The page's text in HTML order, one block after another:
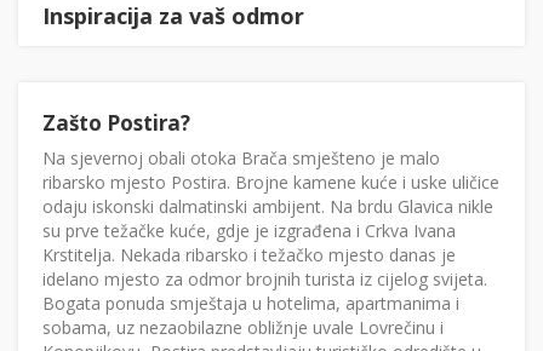
Inspiracija za vaš odmor
Zašto Postira?
Na sjevernoj obali otoka Brača smješteno je malo
ribarsko mjesto Postira. Brojne kamene kuće i uske uličice
odaju iskonski dalmatinski ambijent. Na brdu Glavica nikle
su prve težačke kuće, gdje je izgrađena i Crkva Ivana
Krstitelja. Nekada ribarsko i težačko mjesto danas je
idelano mjesto za odmor brojnih turista iz cijelog svijeta.
Bogata ponuda smještaja u hotelima, apartmanima i
sobama, uz nezaobilazne obližnje uvale Lovrečinu i